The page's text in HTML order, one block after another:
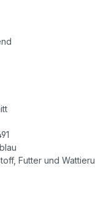
Futter und